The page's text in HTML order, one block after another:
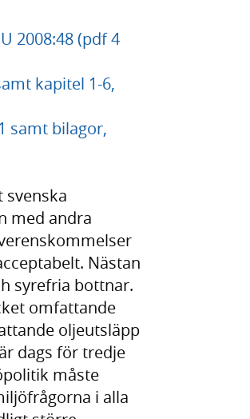
2008:48 (pdf 4
kapitel 1-6,
samt bilagor,
med andra
Nästan
syrefria bottnar.
omfattande
oljeutsläpp
dags för tredje
måste
i alla